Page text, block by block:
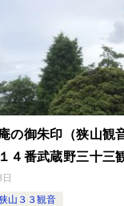
の御朱印（狭山観
４番武蔵野三十三
山３３観音